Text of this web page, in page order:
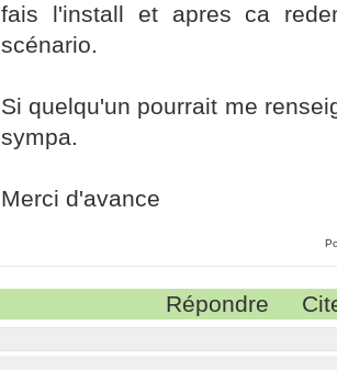
fais l'install et apres ca
scénario.
Si quelqu'un pourrait me
sympa.
Merci d'avance
Répondre